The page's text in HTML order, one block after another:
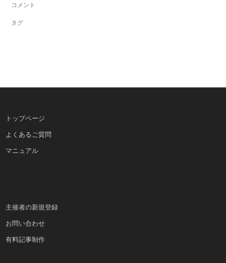
コメント
タグ
トップページ
よくあるご質問
マニュアル
主催者の新規登録
お問い合わせ
有料記事制作